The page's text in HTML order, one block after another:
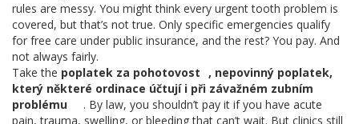
rules are messy. You might think every urgent tooth problem is
covered, but that’s not true. Only specific emergencies qualify
for free care under public insurance, and the rest? You pay. And
not always fairly.
Take the poplatek za pohotovost , nepovinný poplatek,
který některé ordinace účtují i při závažném zubním
problému
. By law, you shouldn’t pay it if you have acute
pain, trauma, swelling, or bleeding that can’t wait. But clinics still